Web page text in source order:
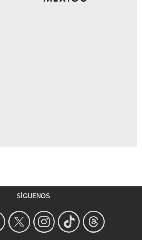
SÍGUENOS